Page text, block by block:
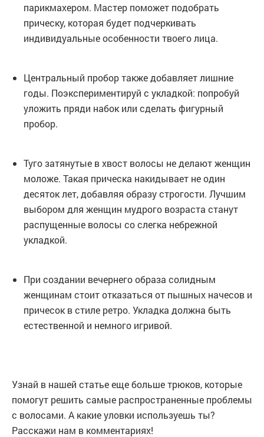
парикмахером. Мастер поможет подобрать
прическу, которая будет подчеркивать
индивидуальные особенности твоего лица.
Центральный пробор также добавляет лишние
годы. Поэкспериментируй с укладкой: попробуй
уложить пряди набок или сделать фигурный
пробор.
Туго затянутые в хвост волосы не делают женщин
моложе. Такая прическа накидывает не один
десяток лет, добавляя образу строгости. Лучшим
выбором для женщин мудрого возраста станут
распущенные волосы со слегка небрежной
укладкой.
При создании вечернего образа солидным
женщинам стоит отказаться от пышных начесов и
причесок в стиле ретро. Укладка должна быть
естественной и немного игривой.
Узнай в нашей статье еще больше трюков, которые
помогут решить самые распространенные проблемы
с волосами. А какие уловки используешь ты?
Расскажи нам в комментариях!